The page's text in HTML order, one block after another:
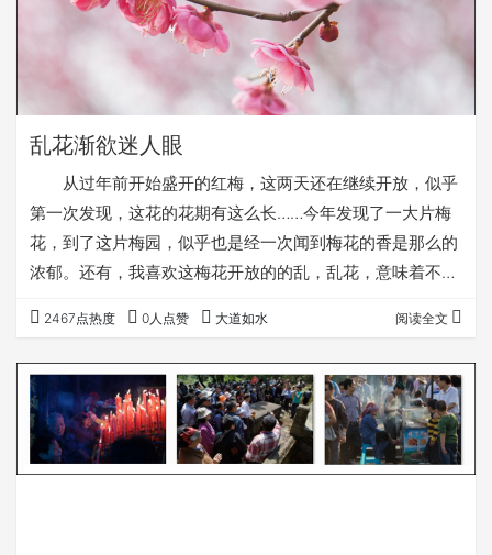
乱花渐欲迷人眼
从过年前开始盛开的红梅，这两天还在继续开放，似乎
第一次发现，这花的花期有这么长……今年发现了一大片梅
花，到了这片梅园，似乎也是经一次闻到梅花的香是那么的
浓郁。还有，我喜欢这梅花开放的的乱，乱花，意味着不羁
2467点热度 0人点赞 大道如水 阅读全文